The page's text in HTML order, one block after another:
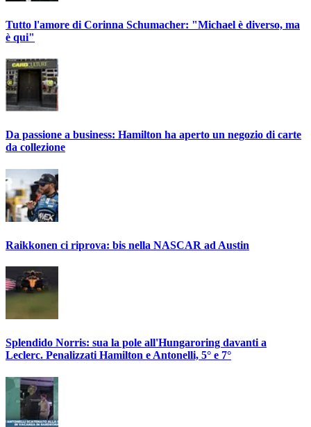
Tutto l'amore di Corinna Schumacher: "Michael è diverso, ma
è qui"
Da passione a business: Hamilton ha aperto un negozio di carte
da collezione
Raikkonen ci riprova: bis nella NASCAR ad Austin
Splendido Norris: sua la pole all'Hungaroring davanti a
Leclerc. Penalizzati Hamilton e Antonelli, 5° e 7°